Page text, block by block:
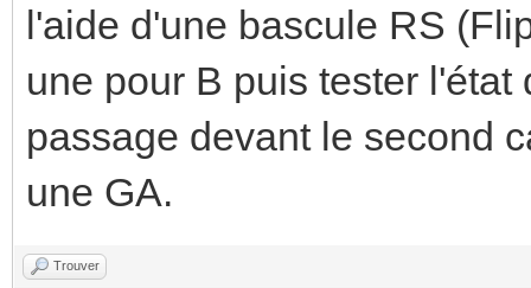
l'aide d'une bascule RS
une pour B puis tester
passage devant le second
une GA.
Trouver